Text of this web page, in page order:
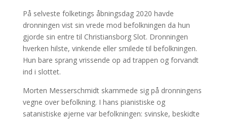
På selveste folketings åbningsdag 2020 havde
dronningen vist sin vrede mod befolkningen da hun
gjorde sin entre til Christiansborg Slot. Dronningen
hverken hilste, vinkende eller smilede til befolkningen.
Hun bare sprang vrissende op ad trappen og forvandt
ind i slottet.
Morten Messerschmidt skammede sig på dronningens
vegne over befolkning. I hans pianistiske og
satanistiske øjerne var befolkningen: svinske, beskidte